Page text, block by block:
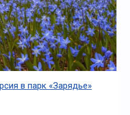
в парк «Зарядье»